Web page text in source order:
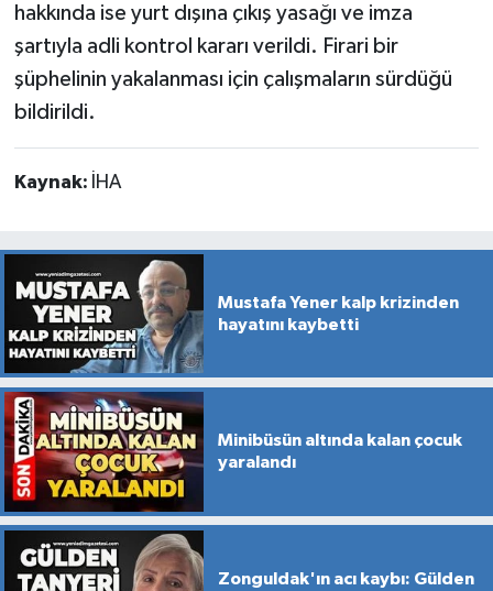
hakkında ise yurt dışına çıkış yasağı ve imza
şartıyla adli kontrol kararı verildi. Firari bir
şüphelinin yakalanması için çalışmaların sürdüğü
bildirildi.
Kaynak: İHA
Mustafa Yener kalp krizinden
hayatını kaybetti
Minibüsün altında kalan çocuk
yaralandı
Zonguldak'ın acı kaybı: Gülden